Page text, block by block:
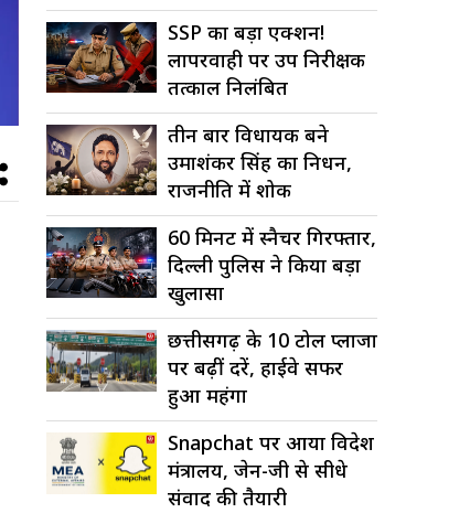
SSP का बड़ा एक्शन!
लापरवाही पर उप निरीक्षक
तत्काल निलंबित
तीन बार विधायक बने
उमाशंकर सिंह का निधन,
राजनीति में शोक
60 मिनट में स्नैचर गिरफ्तार,
दिल्ली पुलिस ने किया बड़ा
खुलासा
छत्तीसगढ़ के 10 टोल प्लाजा
पर बढ़ीं दरें, हाईवे सफर
हुआ महंगा
Snapchat पर आया विदेश
मंत्रालय, जेन-जी से सीधे
संवाद की तैयारी